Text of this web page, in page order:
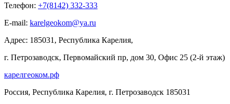
?
Телефон: +7(8142) 332-333
E-mail: karelgeokom@ya.ru
Адрес: 185031 , Республика Карелия,
г. Петрозаводск, Первомайский пр, дом 30, Офис 25 (2-й этаж)
карелгеоком.рф
Россия, Республика Карелия, г. Петрозаводск 185031